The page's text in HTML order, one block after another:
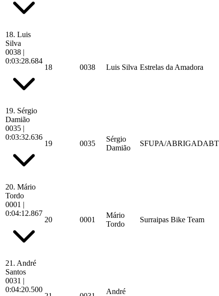
18. Luis
Silva
0038 |
0:03:28.684
18 0038 Luis Silva Estrelas da Amadora
19. Sérgio
Damião
0035 |
0:03:32.636
19 0035
Sérgio
Damião
SFUPA/
20. Mário
Tordo
0001 |
0:04:12.867
20 0001
Mário
Tordo
Surraipas Bike Team
21. André
Santos
0031 |
0:04:20.500
André